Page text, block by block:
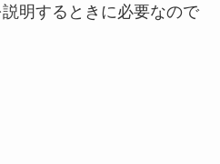
明するときに必要なので